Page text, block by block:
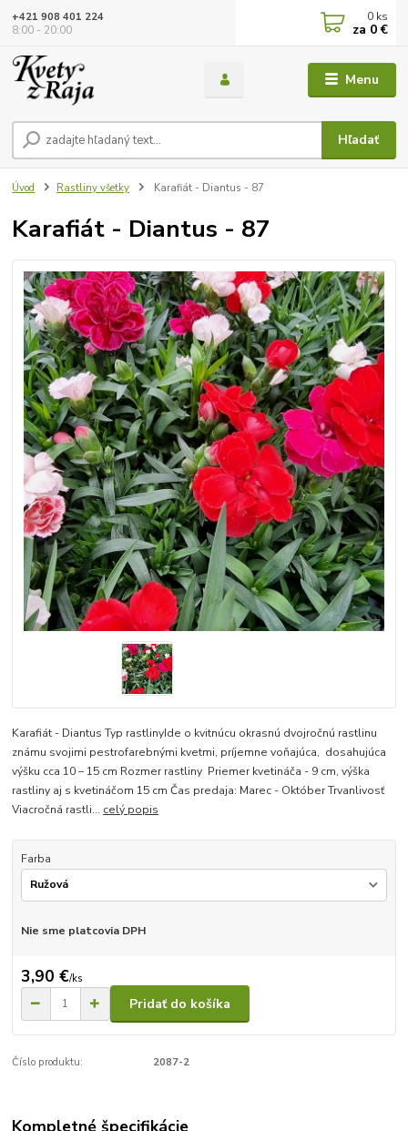
Menu
Hľadať
+421 908 401 224
8:00 - 20:00
0 ks
za 0 €
Úvod Rastliny všetky Karafiát - Diantus - 87
Karafiát - Diantus - 87
Karafiát - Diantus Typ rastlinyIde o kvitnúcu okrasnú dvojročnú rastlinu
známu svojimi pestrofarebnými kvetmi, príjemne voňajúca, dosahujúca
výšku cca 10 – 15 cm Rozmer rastliny Priemer kvetináča - 9 cm, výška
rastliny aj s kvetináčom 15 cm Čas predaja: Marec - Október Trvanlivosť
Viacročná rastli... celý popis
Farba
Nie sme platcovia DPH
3,90 €/ks
Pridať do košíka
Číslo produktu: 2087-2